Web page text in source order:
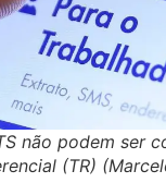
não podem ser
(TR)